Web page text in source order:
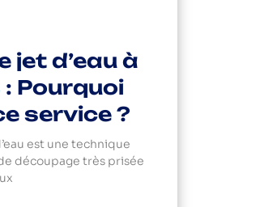
jet d’eau à
Pourquoi
service ?
est une technique
découpage très prisée